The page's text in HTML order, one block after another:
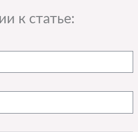
к статье: